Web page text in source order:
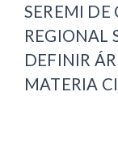
SEREMI DE
REGIONAL
DEFINIR
MATERIA